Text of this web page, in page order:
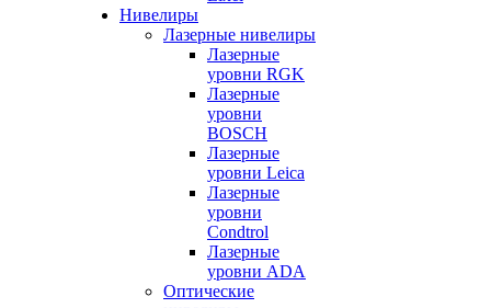
Нивелиры
Лазерные нивелиры
Лазерные
уровни RGK
Лазерные
уровни
BOSCH
Лазерные
уровни Leica
Лазерные
уровни
Condtrol
Лазерные
уровни ADA
Оптические